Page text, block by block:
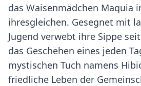
das Waisenmädchen Maquia
ihresgleichen. Gesegnet mit
Jugend verwebt ihre Sippe
das Geschehen eines jeden
mystischen Tuch namens
friedliche Leben der